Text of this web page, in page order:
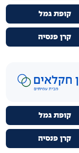
קופת גמל
קרן פנסיה
קופת גמל
קרן פנסיה